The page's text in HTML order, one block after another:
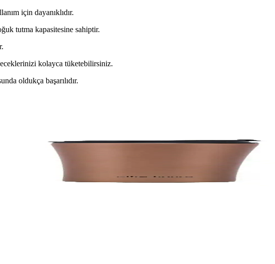
için dayanıklıdır.
tutma kapasitesine sahiptir.
kolayca tüketebilirsiniz.
oldukça başarılıdır.
özellikleri, dayanıklılığı ve kullanıcı yorumlarıyla karşılaştırmasını
Karşılaştırması: Hangi Model Daha İyi